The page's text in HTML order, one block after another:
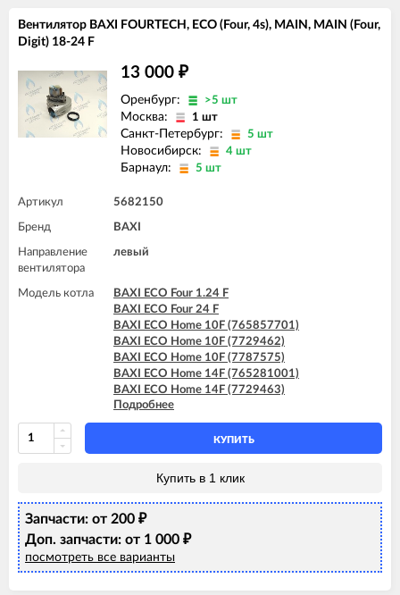
Вентилятор BAXI FOURTECH, ECO (Four, 4s), MAIN, MAIN (Four,
Digit) 18-24 F
13 000 ₽
Оренбург: >5 шт
Москва: 1 шт
Санкт-Петербург: 5 шт
Новосибирск: 4 шт
Барнаул: 5 шт
Артикул 5682150
Бренд BAXI
Направление
вентилятора
левый
Модель котла
BAXI ECO Four 1.24 F
BAXI ECO Four 24 F
BAXI ECO Home 10F (765857701)
BAXI ECO Home 10F (7729462)
BAXI ECO Home 10F (7787575)
BAXI ECO Home 14F (765281001)
BAXI ECO Home 14F (7729463)
BAXI ECO Home 14F (7787576)
BAXI ECO Home 24F (765281101)
BAXI ECO Home 24F (7729464)
BAXI ECO Home 24F (7787577)
BAXI ECO-4s 1.24 F
BAXI ECO-4s 10 F
BAXI ECO-4s 18 F
BAXI ECO-4s 24 F
BAXI FOURTECH 24 F (CSB)
Подробнее
КУПИТЬ
Купить в 1 клик
Запчасти: от 200 ₽
Доп. запчасти: от 1 000 ₽
посмотреть все варианты